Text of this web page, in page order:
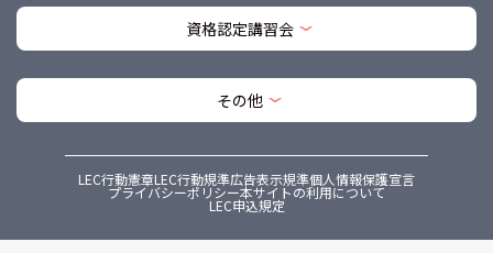
資格認定講習会
その他
LEC行動憲章LEC行動規準広告表示規準個人情報保護宣言
プライバシーポリシー本サイトの利用について
LEC申込規定